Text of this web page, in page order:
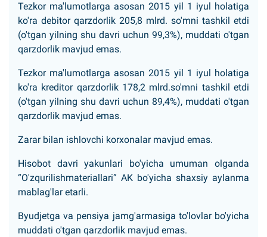
Tezkor ma'lumotlarga asosan 2015 yil 1 iyul holatiga
ko'ra debitor qarzdorlik 205,8 mlrd. so'mni tashkil etdi
(o'tgan yilning shu davri uchun 99,3%), muddati o'tgan
qarzdorlik mavjud emas.
Tezkor ma'lumotlarga asosan 2015 yil 1 iyul holatiga
ko'ra kreditor qarzdorlik 178,2 mlrd.so'mni tashkil etdi
(o'tgan yilning shu davri uchun 89,4%), muddati o'tgan
qarzdorlik mavjud emas.
Zarar bilan ishlovchi korxonalar mavjud emas.
Hisobot davri yakunlari bo'yicha umuman olganda
“O'zqurilishmateriallari” AK bo'yicha shaxsiy aylanma
mablag'lar etarli.
Byudjetga va pensiya jamg'armasiga to'lovlar bo'yicha
muddati o'tgan qarzdorlik mavjud emas.